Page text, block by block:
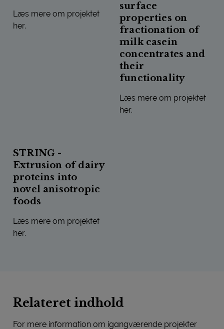
Læs mere om projektet
her.
HOW CHEESE CAN PROMOTE A GREEN EATING
surface
properties on
fractionation of
milk casein
concentrates and
their
functionality
Læs mere om projektet
her.
STRING -
Extrusion of dairy
proteins into
novel anisotropic
foods
Læs mere om projektet
her.
Relateret indhold
For mere information om igangværende projekter